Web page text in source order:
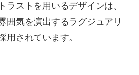
ラストを用いるデザインは、
囲気を演出するラグジュアリ
用されています。